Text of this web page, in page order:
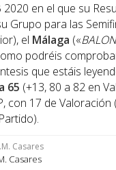
2020 en el que su
Grupo para las
el Málaga («
podréis
que estáis
65 (+13, 80 a 82 en
con 17 de
Casares